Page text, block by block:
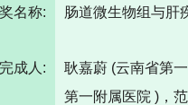
名称: 肠道微生物组与肝
成人:
耿嘉蔚 (云南省第
第一附属医院 )，